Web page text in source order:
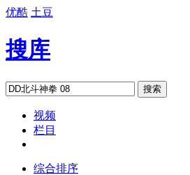
优酷 土豆
搜库
搜索
视频
栏目
综合排序